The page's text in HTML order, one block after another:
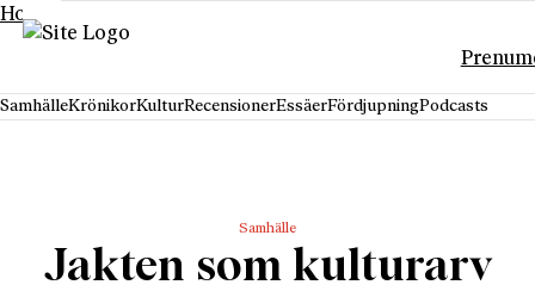
Hoppa till innehåll
SamhälleKrönikorKulturRecensionerEssäerFördjupningPodcasts
Samhälle
Jakten som kulturarv